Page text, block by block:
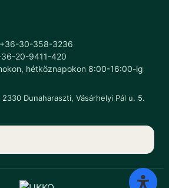
+36-30-358-3236
20-9411-420
hétköznapokon 8:00-16:00-ig
Dunaharaszti, Vásárhelyi Pál u. 5.